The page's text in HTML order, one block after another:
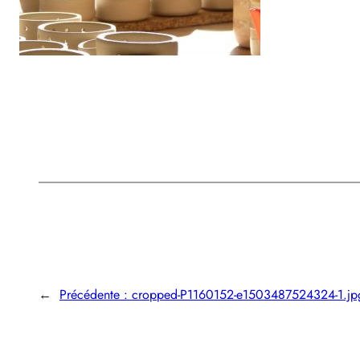
← Précédente : cropped-P1160152-e1503487524324-